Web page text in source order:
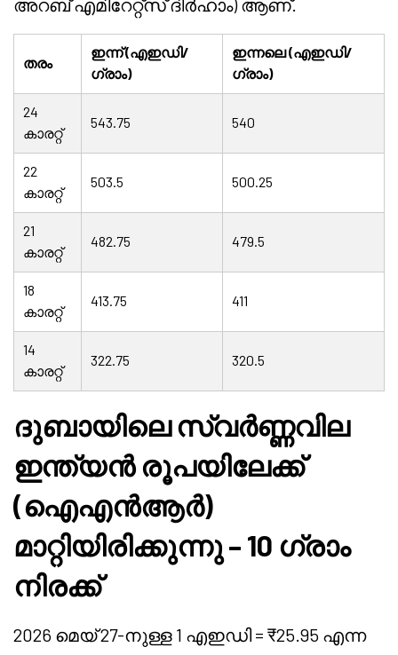
അറബ് എമിറേറ്റ്സ് ദിർഹാം) ആണ്.
തരം
ഇന്ന് (എഇഡി/
ഗ്രാം)
ഇന്നലെ (എഇഡി/
ഗ്രാം)
24
കാരറ്റ്
543.75 540
22
കാരറ്റ്
503.5 500.25
21
കാരറ്റ്
482.75 479.5
18
കാരറ്റ്
413.75 411
14
കാരറ്റ്
322.75 320.5
ദുബായിലെ സ്വർണ്ണവില
ഇന്ത്യൻ രൂപയിലേക്ക്
(ഐഎൻആർ)
മാറ്റിയിരിക്കുന്നു – 10 ഗ്രാം
നിരക്ക്
2026 മെയ് 27-നുള്ള 1 എഇഡി = ₹25.95 എന്ന